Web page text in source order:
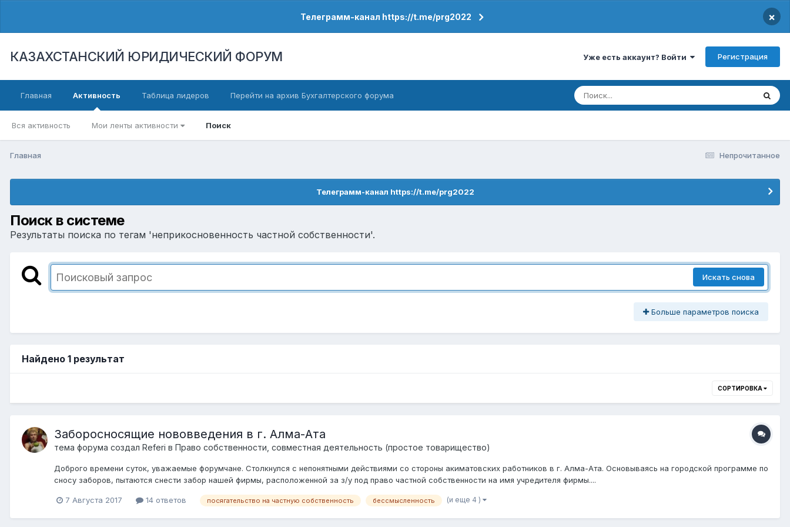
Телеграмм-канал https://t.me/prg2022 ×
КАЗАХСТАНСКИЙ ЮРИДИЧЕСКИЙ ФОРУМ Уже есть аккаунт? Войти Регистрация
Главная Активность
Вся активность Мои ленты активности Поиск
Таблица лидеров Перейти на архив Бухгалтерского форума
Непрочитанное
Главная
Телеграмм-канал https://t.me/prg2022
Поиск в системе
Результаты поиска по тегам 'неприкосновенность частной собственности'.
Искать снова
Больше параметров поиска
Найдено 1 результат
СОРТИРОВКА
Заборосносящие нововведения в г. Алма-Ата
тема форума создал Referi в Право собственности, совместная деятельность (простое товарищество)
Доброго времени суток, уважаемые форумчане. Столкнулся с непонятными действиями со стороны акиматовских работников в г. Алма-Ата. Основываясь на городской программе по
сносу заборов, пытаются снести забор нашей фирмы, расположенной за з/у под право частной собственности на имя учредителя фирмы....
7 Августа 2017 14 ответов посягательство на частную собственность бессмысленность (и еще 4 )